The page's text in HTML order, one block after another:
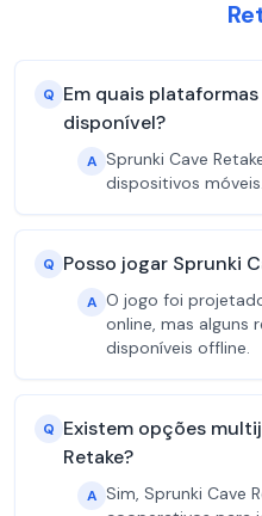
Q Em quais
disponível?
A Sprunki Cave
dispositivos móveis.
Q Posso jogar Sprunki
A O jogo foi
online, mas alguns
disponíveis offline.
Q Existem opções
Retake?
A Sim, Sprunki Cave